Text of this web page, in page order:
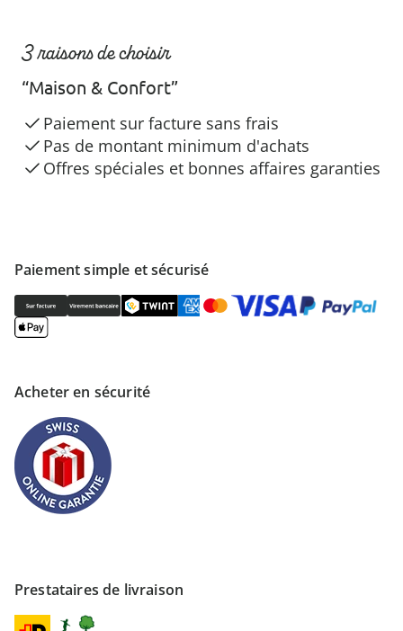
Paiement simple et sécurisé
Acheter en sécurité
Prestataires de livraison
3 raisons de choisir
“Maison & Confort”
Paiement sur facture sans frais
Pas de montant minimum d'achats
Offres spéciales et bonnes affaires garanties